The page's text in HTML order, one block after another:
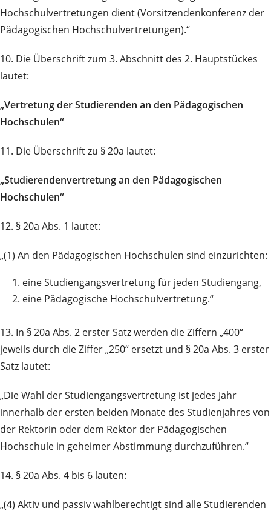
Hochschulvertretungen dient (Vorsitzendenkonferenz der
Pädagogischen Hochschulvertretungen).“
10. Die Überschrift zum 3. Abschnitt des 2. Hauptstückes
lautet:
„Vertretung der Studierenden an den Pädagogischen
Hochschulen“
11. Die Überschrift zu § 20a lautet:
„Studierendenvertretung an den Pädagogischen
Hochschulen“
12. § 20a Abs. 1 lautet:
„(1) An den Pädagogischen Hochschulen sind einzurichten:
1. eine Studiengangsvertretung für jeden Studiengang,
2. eine Pädagogische Hochschulvertretung.“
13. In § 20a Abs. 2 erster Satz werden die Ziffern „400“
jeweils durch die Ziffer „250“ ersetzt und § 20a Abs. 3 erster
Satz lautet:
„Die Wahl der Studiengangsvertretung ist jedes Jahr
innerhalb der ersten beiden Monate des Studienjahres von
der Rektorin oder dem Rektor der Pädagogischen
Hochschule in geheimer Abstimmung durchzuführen.“
14. § 20a Abs. 4 bis 6 lauten:
„(4) Aktiv und passiv wahlberechtigt sind alle Studierenden